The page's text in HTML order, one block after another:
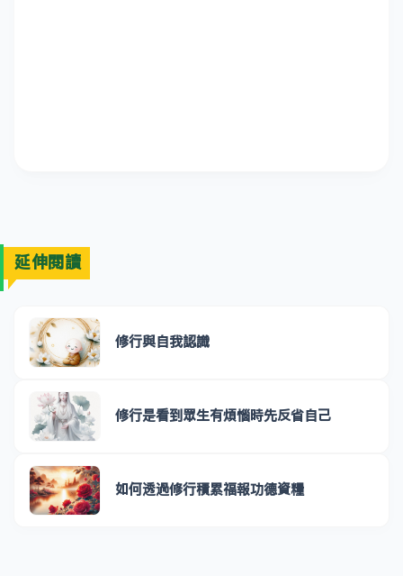
延伸閱讀
修行與自我認識
修行是看到眾生有煩惱時先反省自己
如何透過修行積累福報功德資糧